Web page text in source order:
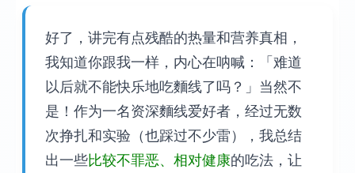
好了，讲完有点残酷的热量和营养真相，
我知道你跟我一样，内心在呐喊：「难道
以后就不能快乐地吃麵线了吗？」当然不
是！作为一名资深麵线爱好者，经过无数
次挣扎和实验（也踩过不少雷），我总结
出一些比较不罪恶、相对健康的吃法，让